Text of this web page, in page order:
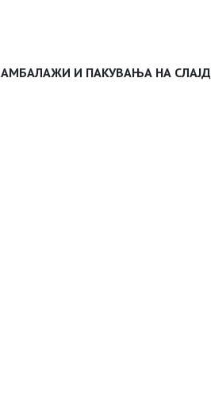
АМБАЛАЖИ И ПАКУВАЊА НА